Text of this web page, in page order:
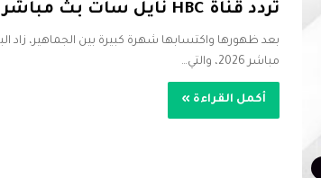
تردد قناة HBC نايل سات بث مباشر 2026| كل اللي بتدور عليه
مباشر 2026، والتي…
أكمل القراءة »